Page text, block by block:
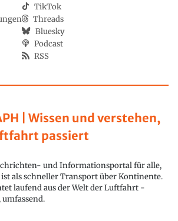
| Wissen und verstehen,
passiert
und Informationsportal für alle,
als schneller Transport über Kontinente.
laufend aus der Welt der Luftfahrt -
TikTok
Threads
Bluesky
Podcast
RSS